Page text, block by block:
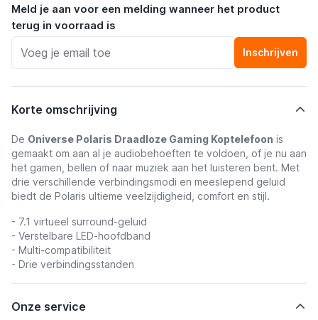
Meld je aan voor een melding wanneer het product
terug in voorraad is
Inschrijven
Korte omschrijving
De Oniverse Polaris Draadloze Gaming Koptelefoon is
gemaakt om aan al je audiobehoeften te voldoen, of je nu aan
het gamen, bellen of naar muziek aan het luisteren bent. Met
drie verschillende verbindingsmodi en meeslepend geluid
biedt de Polaris ultieme veelzijdigheid, comfort en stijl.
- 7.1 virtueel surround-geluid
- Verstelbare LED-hoofdband
- Multi-compatibiliteit
- Drie verbindingsstanden
Onze service